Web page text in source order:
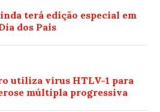
terá edição especial em
dos Pais
utiliza vírus HTLV-1 para
múltipla progressiva